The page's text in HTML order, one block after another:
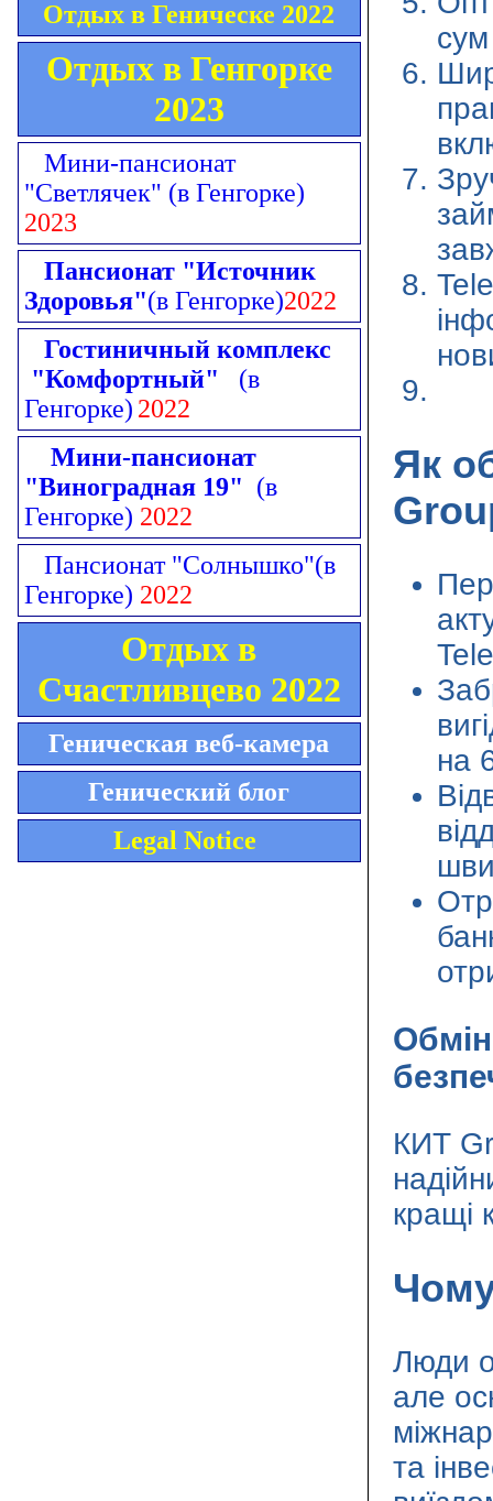
Отдых в Геническе 2022
Отдых в Генгорке
2023
Мини-пансионат
"Светлячек" (в Генгорке)
2023
Пансионат "Источник
Здоровья"(в Генгорке)2022
Гостиничный комплекс
"Комфортный" (в
Генгорке) 2022
Мини-пансионат
"Виноградная 19" (в
Генгорке) 2022
Пансионат "Солнышко"(в
Генгорке) 2022
Отдых в
Счастливцево 2022
Геническая веб-камера
Генический блог
Legal Notice
Як
на
КИТ
кращі
Люди
але
та